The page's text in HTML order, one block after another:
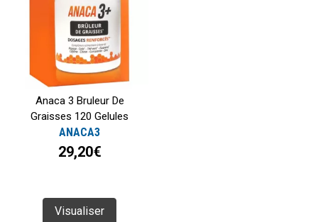
Anaca 3 Bruleur De
Graisses 120 Gelules
ANACA3
29,20€
Visualiser